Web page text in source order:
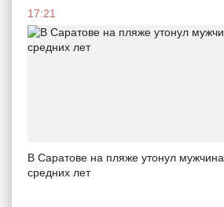
17:21
В Саратове на пляже утонул мужчина
средних лет